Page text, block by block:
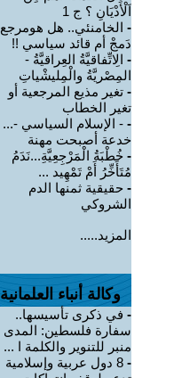
اَلْأَدْيَانِ ؟ ج 1
- الخامنئي.. هل هومرجع
دَمجْ أم قائد سياسي !!
- الِاتِّفاقيَّةُ العِراقيَّةُ -
المِصْريَّةُ والْمِليشْياتِ
- تغير مذيع المرجعية أو
تغير الخطاب
- - الإسلام السياسي -...
خدعة أصبحت مهنة
- خُطْبَةُ الْمَرْجِعِيَّةِ...نَدَمُ
مُتَأَخِّرُ أَمْ تَمْهِيد ...
- حقيقية ثمنها الدم
الشروكي
المزيد.....
وكالة أنباء العلمانية
- في ذكرى تأسيسها..
سفارة فلسطين: المدى
منبر للتنوير والكلمة ا ...
-
8 دول عربية وإسلامية